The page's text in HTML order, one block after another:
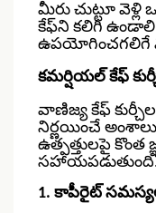
మీరు చుట్టూ
కేఫ్‌ని కలిగి
ఉపయోగించగలిగే
కమర్షియల్ కేఫ్
వాణిజ్య కేఫ్
నిర్ణయించే
ఉత్పత్తులపై కొంత
1. కాపీరైట్